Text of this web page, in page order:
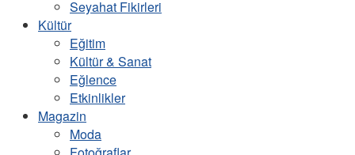
Seyahat Fikirleri
Kültür
Eğitim
Kültür & Sanat
Eğlence
Etkinlikler
Magazin
Moda